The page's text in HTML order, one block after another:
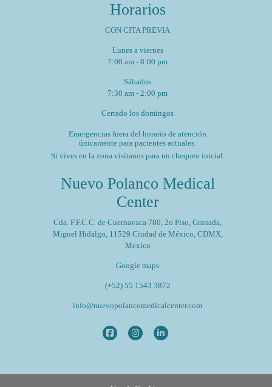
Horarios
CON CITA PREVIA
Lunes a viernes
7:00 am - 8:00 pm
Sábados
7:30 am - 2:00 pm
Cerrado los domingos
Emergencias fuera del horario de atención
únicamente para pacientes actuales.
Si vives en la zona visítanos para un chequeo inicial.
Nuevo Polanco Medical
Center
Cda. F.F.C.C. de Cuernavaca 780, 2o Piso, Granada,
Miguel Hidalgo, 11529 Ciudad de México, CDMX,
Mexico
Google maps
(+52) 55 1543 3872
info@nuevopolancomedicalcenter.com